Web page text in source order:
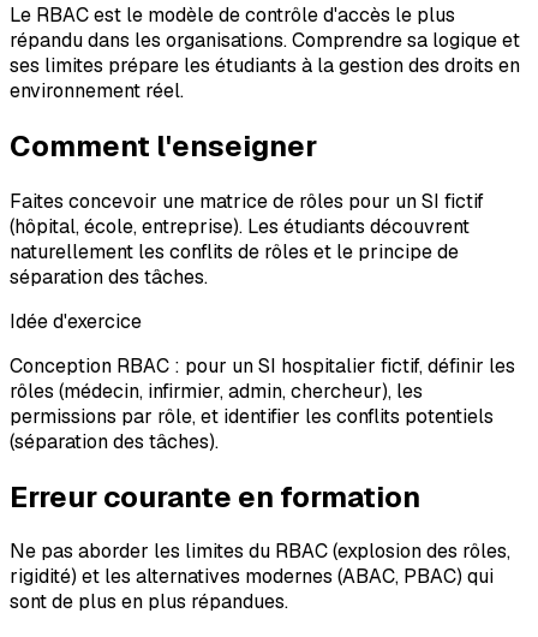
Le RBAC est le modèle de contrôle d'accès le plus
répandu dans les organisations. Comprendre sa logique et
ses limites prépare les étudiants à la gestion des droits en
environnement réel.
Comment l'enseigner
Faites concevoir une matrice de rôles pour un SI fictif
(hôpital, école, entreprise). Les étudiants découvrent
naturellement les conflits de rôles et le principe de
séparation des tâches.
Idée d'exercice
Conception RBAC : pour un SI hospitalier fictif, définir les
rôles (médecin, infirmier, admin, chercheur), les
permissions par rôle, et identifier les conflits potentiels
(séparation des tâches).
Erreur courante en formation
Ne pas aborder les limites du RBAC (explosion des rôles,
rigidité) et les alternatives modernes (ABAC, PBAC) qui
sont de plus en plus répandues.